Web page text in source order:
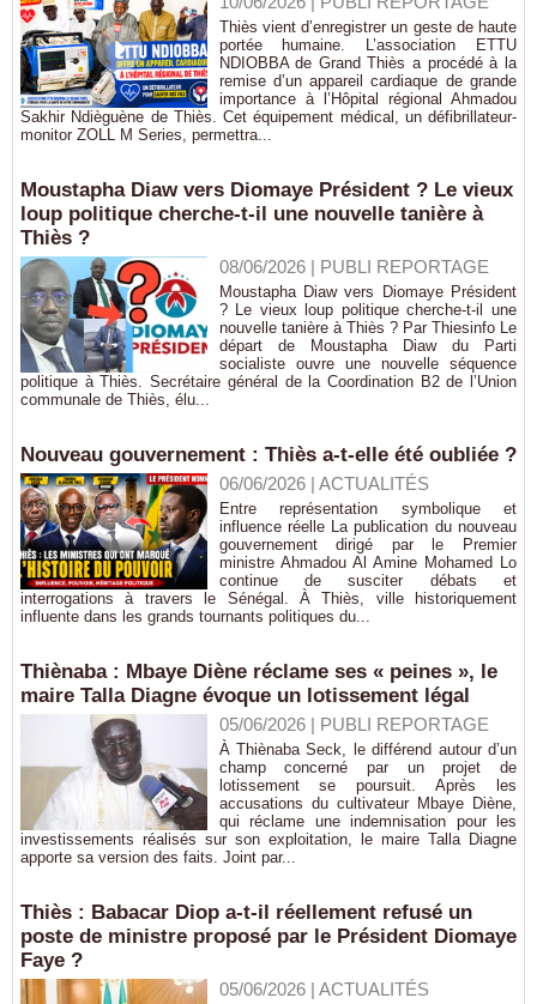
Thiès vient d’enregistrer un geste de haute
portée humaine. L’association ETTU
NDIOBBA de Grand Thiès a procédé à la
remise d’un appareil cardiaque de grande
importance à l’Hôpital régional Ahmadou
Sakhir Ndièguène de Thiès. Cet équipement médical, un défibrillateur-
monitor ZOLL M Series, permettra...
Moustapha Diaw vers Diomaye Président ? Le vieux
loup politique cherche-t-il une nouvelle tanière à
Thiès ?
08/06/2026| PUBLI REPORTAGE
Moustapha Diaw vers Diomaye Président
? Le vieux loup politique cherche-t-il une
nouvelle tanière à Thiès ? Par Thiesinfo Le
départ de Moustapha Diaw du Parti
socialiste ouvre une nouvelle séquence
politique à Thiès. Secrétaire général de la Coordination B2 de l’Union
communale de Thiès, élu...
Nouveau gouvernement : Thiès a-t-elle été oubliée ?
06/06/2026| ACTUALITÉS
Entre représentation symbolique et
influence réelle La publication du nouveau
gouvernement dirigé par le Premier
ministre Ahmadou Al Amine Mohamed Lo
continue de susciter débats et
interrogations à travers le Sénégal. À Thiès, ville historiquement
influente dans les grands tournants politiques du...
Thiènaba : Mbaye Diène réclame ses « peines », le
maire Talla Diagne évoque un lotissement légal
05/06/2026| PUBLI REPORTAGE
À Thiènaba Seck, le différend autour d’un
champ concerné par un projet de
lotissement se poursuit. Après les
accusations du cultivateur Mbaye Diène,
qui réclame une indemnisation pour les
investissements réalisés sur son exploitation, le maire Talla Diagne
apporte sa version des faits. Joint par...
Thiès : Babacar Diop a-t-il réellement refusé un
poste de ministre proposé par le Président Diomaye
Faye ?
05/06/2026| ACTUALITÉS